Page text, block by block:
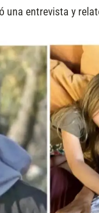
una entrevista y